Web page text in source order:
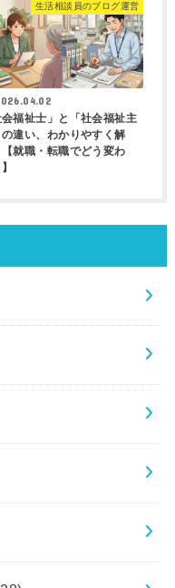
生活相談員のブログ運営
会福祉士」と「社会福祉主
違い、わかりやすく解
就職・転職でどう変わ